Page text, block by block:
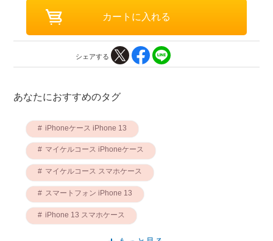
シェアする
あなたにおすすめのタグ
iPhoneケース iPhone 13
マイケルコース iPhoneケース
マイケルコース スマホケース
スマートフォン iPhone 13
iPhone 13 スマホケース
マイケルコース スマートフォン